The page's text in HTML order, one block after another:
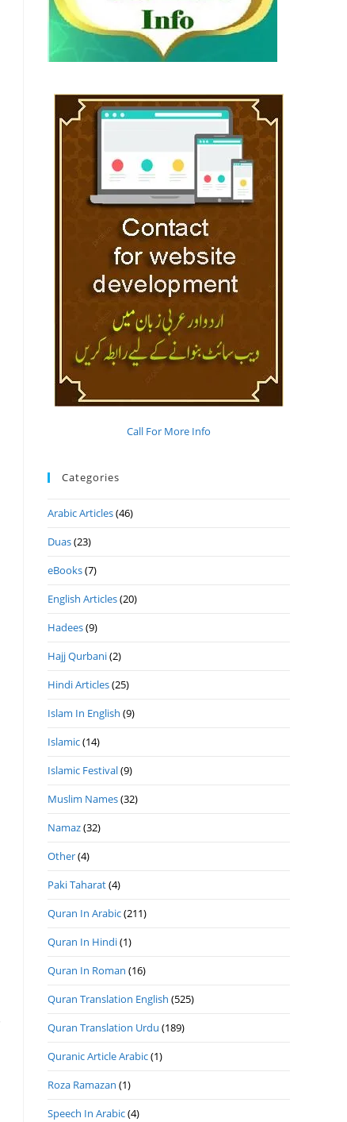
Call For More Info
Categories
Arabic Articles(46)
Duas(23)
eBooks(7)
English Articles(20)
Hadees(9)
Hajj Qurbani(2)
Hindi Articles(25)
Islam In English (9)
Islamic(14)
Islamic Festival(9)
Muslim Names(32)
Namaz(32)
Other(4)
Paki Taharat(4)
Quran In Arabic(211)
Quran In Hindi(1)
Quran In Roman (16)
Quran Translation English (525)
Quran Translation Urdu (189)
Quranic Article Arabic(1)
Roza Ramazan (1)
Speech In Arabic(4)